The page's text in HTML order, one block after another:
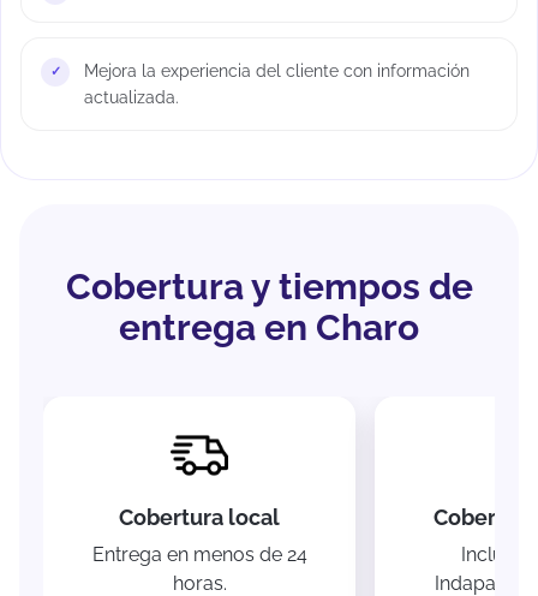
Mejora la experiencia del cliente con información
actualizada.
Cobertura y tiempos de
entrega en Charo
Cobertura local
Entrega en menos de 24
horas.
Incluye